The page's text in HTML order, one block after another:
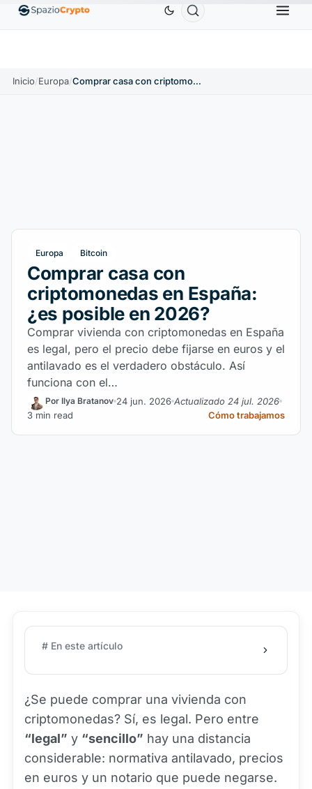
EthereumETH1880,58 US$ TetherUSDT ↑0.00%
Inicio/Europa/ Comprar casa con criptomonedas en España: ¿es posible en 2026?
Europa Bitcoin
Comprar casa con
criptomonedas en España:
¿es posible en 2026?
Comprar vivienda con criptomonedas en España
es legal, pero el precio debe fijarse en euros y el
antilavado es el verdadero obstáculo. Así
funciona con el…
Por Ilya Bratanov 24 jun. 2026 Actualizado 24 jul. 2026
3 min read
Cómo trabajamos
# En este artículo
¿Se puede comprar una vivienda con
criptomonedas? Sí, es legal. Pero entre
“legal” y “sencillo” hay una distancia
considerable: normativa antilavado, precios
en euros y un notario que puede negarse.